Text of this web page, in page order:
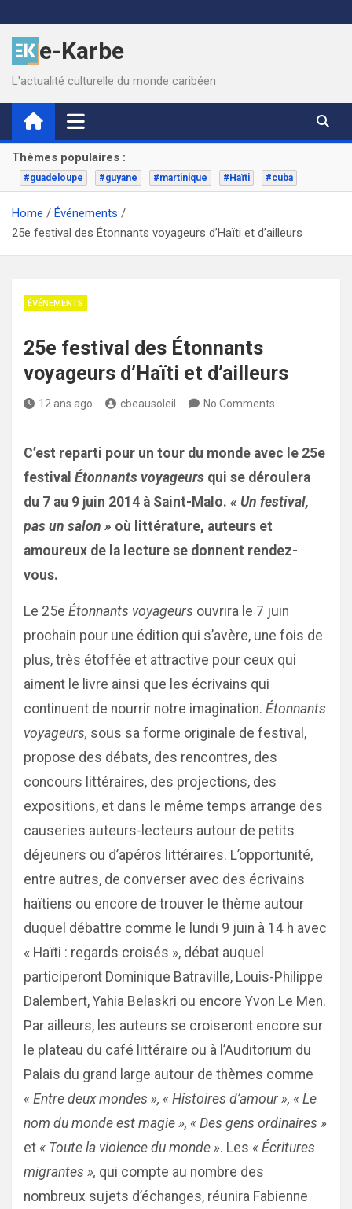
to
contente-Karbe
L'actualité culturelle du monde caribéen
Thèmes populaires :
#guadeloupe #guyane #martinique #Haïti #cuba
Home
Événements
25e festival des Étonnants voyageurs d’Haïti et d’ailleurs
ÉVÉNEMENTS
25e festival des Étonnants
voyageurs d’Haïti et d’ailleurs
12 ans ago cbeausoleil No Comments
C’est reparti pour un tour du monde avec le 25e
festival Étonnants voyageurs qui se déroulera
du 7 au 9 juin 2014 à Saint-Malo. « Un festival,
pas un salon » où littérature, auteurs et
amoureux de la lecture se donnent rendez-
vous.
Le 25e Étonnants voyageurs ouvrira le 7 juin
prochain pour une édition qui s’avère, une fois de
plus, très étoffée et attractive pour ceux qui
aiment le livre ainsi que les écrivains qui
continuent de nourrir notre imagination. Étonnants
voyageurs, sous sa forme originale de festival,
propose des débats, des rencontres, des
concours littéraires, des projections, des
expositions, et dans le même temps arrange des
causeries auteurs-lecteurs autour de petits
déjeuners ou d’apéros littéraires. L’opportunité,
entre autres, de converser avec des écrivains
haïtiens ou encore de trouver le thème autour
duquel débattre comme le lundi 9 juin à 14 h avec
« Haïti : regards croisés », débat auquel
participeront Dominique Batraville, Louis-Philippe
Dalembert, Yahia Belaskri ou encore Yvon Le Men.
Par ailleurs, les auteurs se croiseront encore sur
le plateau du café littéraire ou à l’Auditorium du
Palais du grand large autour de thèmes comme
« Entre deux mondes », « Histoires d’amour », « Le
nom du monde est magie », « Des gens ordinaires »
et « Toute la violence du monde ». Les « Écritures
migrantes », qui compte au nombre des
nombreux sujets d’échanges, réunira Fabienne